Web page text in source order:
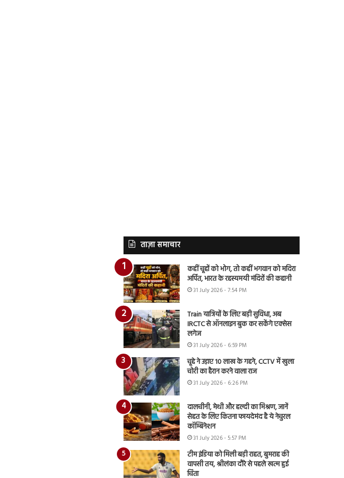
ताज़ा समाचार
कहीं चूहों को भोग, तो कहीं भगवान को मदिरा
अर्पित, भारत के रहस्यमयी मंदिरों की कहानी
31 July 2026 - 7:54 PM
Train यात्रियों के लिए बड़ी सुविधा, अब
IRCTC से ऑनलाइन बुक कर सकेंगे एक्सेस
लगेज
31 July 2026 - 6:59 PM
चूहे ने उड़ाए 10 लाख के गहने, CCTV में खुला
चोरी का हैरान करने वाला राज
31 July 2026 - 6:26 PM
दालचीनी, मेथी और हल्दी का मिश्रण, जानें
सेहत के लिए कितना फायदेमंद है ये नेचुरल
कॉम्बिनेशन
31 July 2026 - 5:57 PM
टीम इंडिया को मिली बड़ी राहत, बुमराह की
वापसी तय, श्रीलंका दौरे से पहले खत्म हुई
चिंता